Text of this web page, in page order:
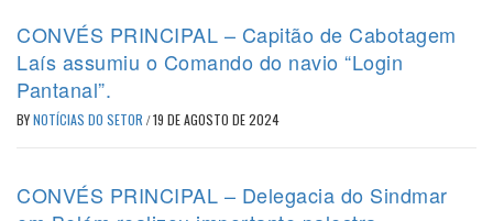
CONVÉS PRINCIPAL – Capitão de Cabotagem
Laís assumiu o Comando do navio “Login
Pantanal”.
BYNOTÍCIAS DO SETOR /19 DE AGOSTO DE 2024
CONVÉS PRINCIPAL – Delegacia do Sindmar